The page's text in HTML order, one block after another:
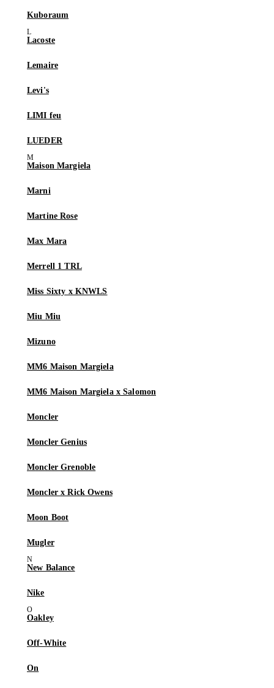
Kuboraum
Lacoste
Lemaire
Levi's
LIMI feu
LUEDER
Maison Margiela
Marni
Martine Rose
Max Mara
Merrell 1 TRL
Miss Sixty x KNWLS
Miu Miu
Mizuno
MM6 Maison Margiela
MM6 Maison Margiela x Salomon
Moncler
Moncler Genius
Moncler Grenoble
Moncler x Rick Owens
Moon Boot
Mugler
New Balance
Nike
Oakley
Off-White
On